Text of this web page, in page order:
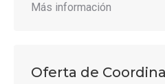
Más información
Oferta de